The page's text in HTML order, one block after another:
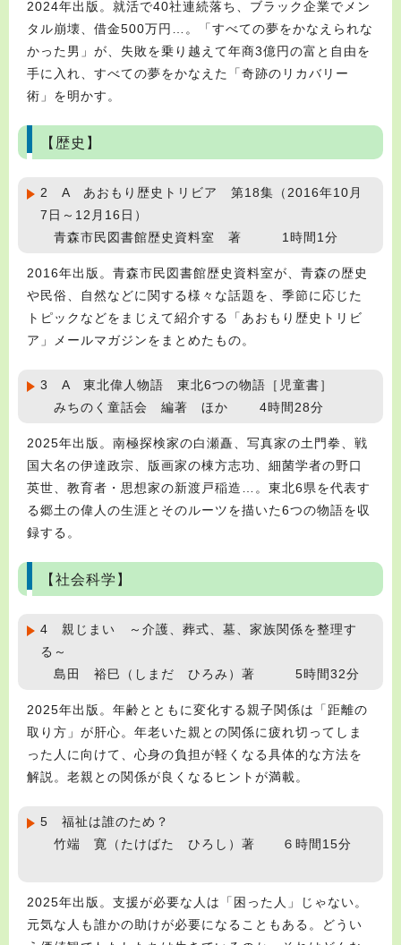
2024年出版。就活で40社連続落ち、ブラック企業でメン
タル崩壊、借金500万円…。「すべての夢をかなえられな
かった男」が、失敗を乗り越えて年商3億円の富と自由を
手に入れ、すべての夢をかなえた「奇跡のリカバリー
術」を明かす。
【歴史】
2 A あおもり歴史トリビア 第18集（2016年10月
7日～12月16日）
青森市民図書館歴史資料室 著 1時間1分
2016年出版。青森市民図書館歴史資料室が、青森の歴史
や民俗、自然などに関する様々な話題を、季節に応じた
トピックなどをまじえて紹介する「あおもり歴史トリビ
ア」メールマガジンをまとめたもの。
3 A 東北偉人物語 東北6つの物語［児童書］
みちのく童話会 編著 ほか 4時間28分
2025年出版。南極探検家の白瀬矗、写真家の土門拳、戦
国大名の伊達政宗、版画家の棟方志功、細菌学者の野口
英世、教育者・思想家の新渡戸稲造…。東北6県を代表す
る郷土の偉人の生涯とそのルーツを描いた6つの物語を収
録する。
【社会科学】
4 親じまい ～介護、葬式、墓、家族関係を整理す
る～
島田 裕巳（しまだ ひろみ）著 5時間32分
2025年出版。年齢とともに変化する親子関係は「距離の
取り方」が肝心。年老いた親との関係に疲れ切ってしま
った人に向けて、心身の負担が軽くなる具体的な方法を
解説。老親との関係が良くなるヒントが満載。
5 福祉は誰のため？
竹端 寛（たけばた ひろし）著 ６時間15分
2025年出版。支援が必要な人は「困った人」じゃない。
元気な人も誰かの助けが必要になることもある。どうい